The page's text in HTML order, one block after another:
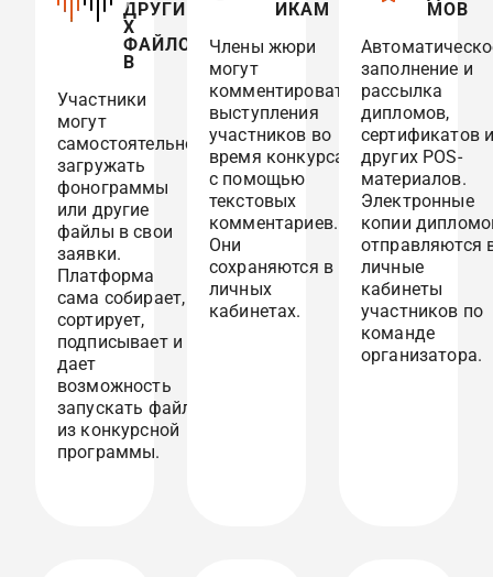
ДРУГИ
Х
ФАЙЛО
В
Участники
могут
самостоятельно
загружать
фонограммы
или другие
файлы в свои
заявки.
Платформа
сама собирает,
сортирует,
подписывает и
дает
возможность
запускать файл
из конкурсной
программы.
ИКАМ
Члены жюри
могут
комментировать
выступления
участников во
время конкурса
с помощью
текстовых
комментариев.
Они
сохраняются в
личных
кабинетах.
МОВ
заполнение и
рассылка
дипломов,
сертификатов
других POS-
материалов.
Электронные
копии
отправляются
личные
кабинеты
участников по
команде
организатора.